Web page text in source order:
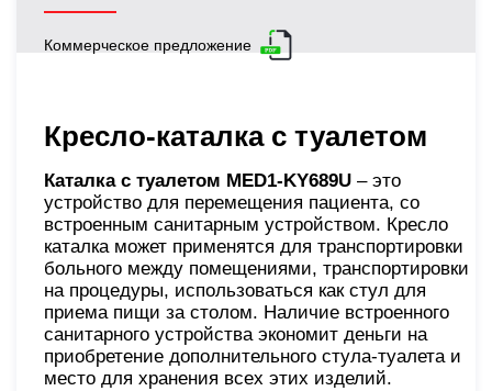
Коммерческое предложение
Кресло-каталка с туалетом
Каталка с туалетом MED1-KY689U – это
устройство для перемещения пациента, со
встроенным санитарным устройством. Кресло
каталка может применятся для транспортировки
больного между помещениями, транспортировки
на процедуры, использоваться как стул для
приема пищи за столом. Наличие встроенного
санитарного устройства экономит деньги на
приобретение дополнительного стула-туалета и
место для хранения всех этих изделий.